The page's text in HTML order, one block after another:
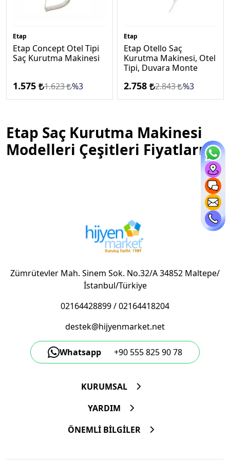
Etap
Etap Concept Otel Tipi
Saç Kurutma Makinesi
1.575 1.623 %3
Etap
Etap Otello Saç
Kurutma Makinesi, Otel
Tipi, Duvara Monte
2.758 2.843 %3
Etap Saç Kurutma Makinesi
Modelleri Çeşitleri Fiyatları
Zümrütevler Mah. Sinem Sok. No.32/A 34852 Maltepe/
İstanbul/Türkiye
02164428899/02164418204
destek@hijyenmarket.net
Whatsapp +90 555 825 90 78
KURUMSAL
YARDIM
ÖNEMLİ BİLGİLER